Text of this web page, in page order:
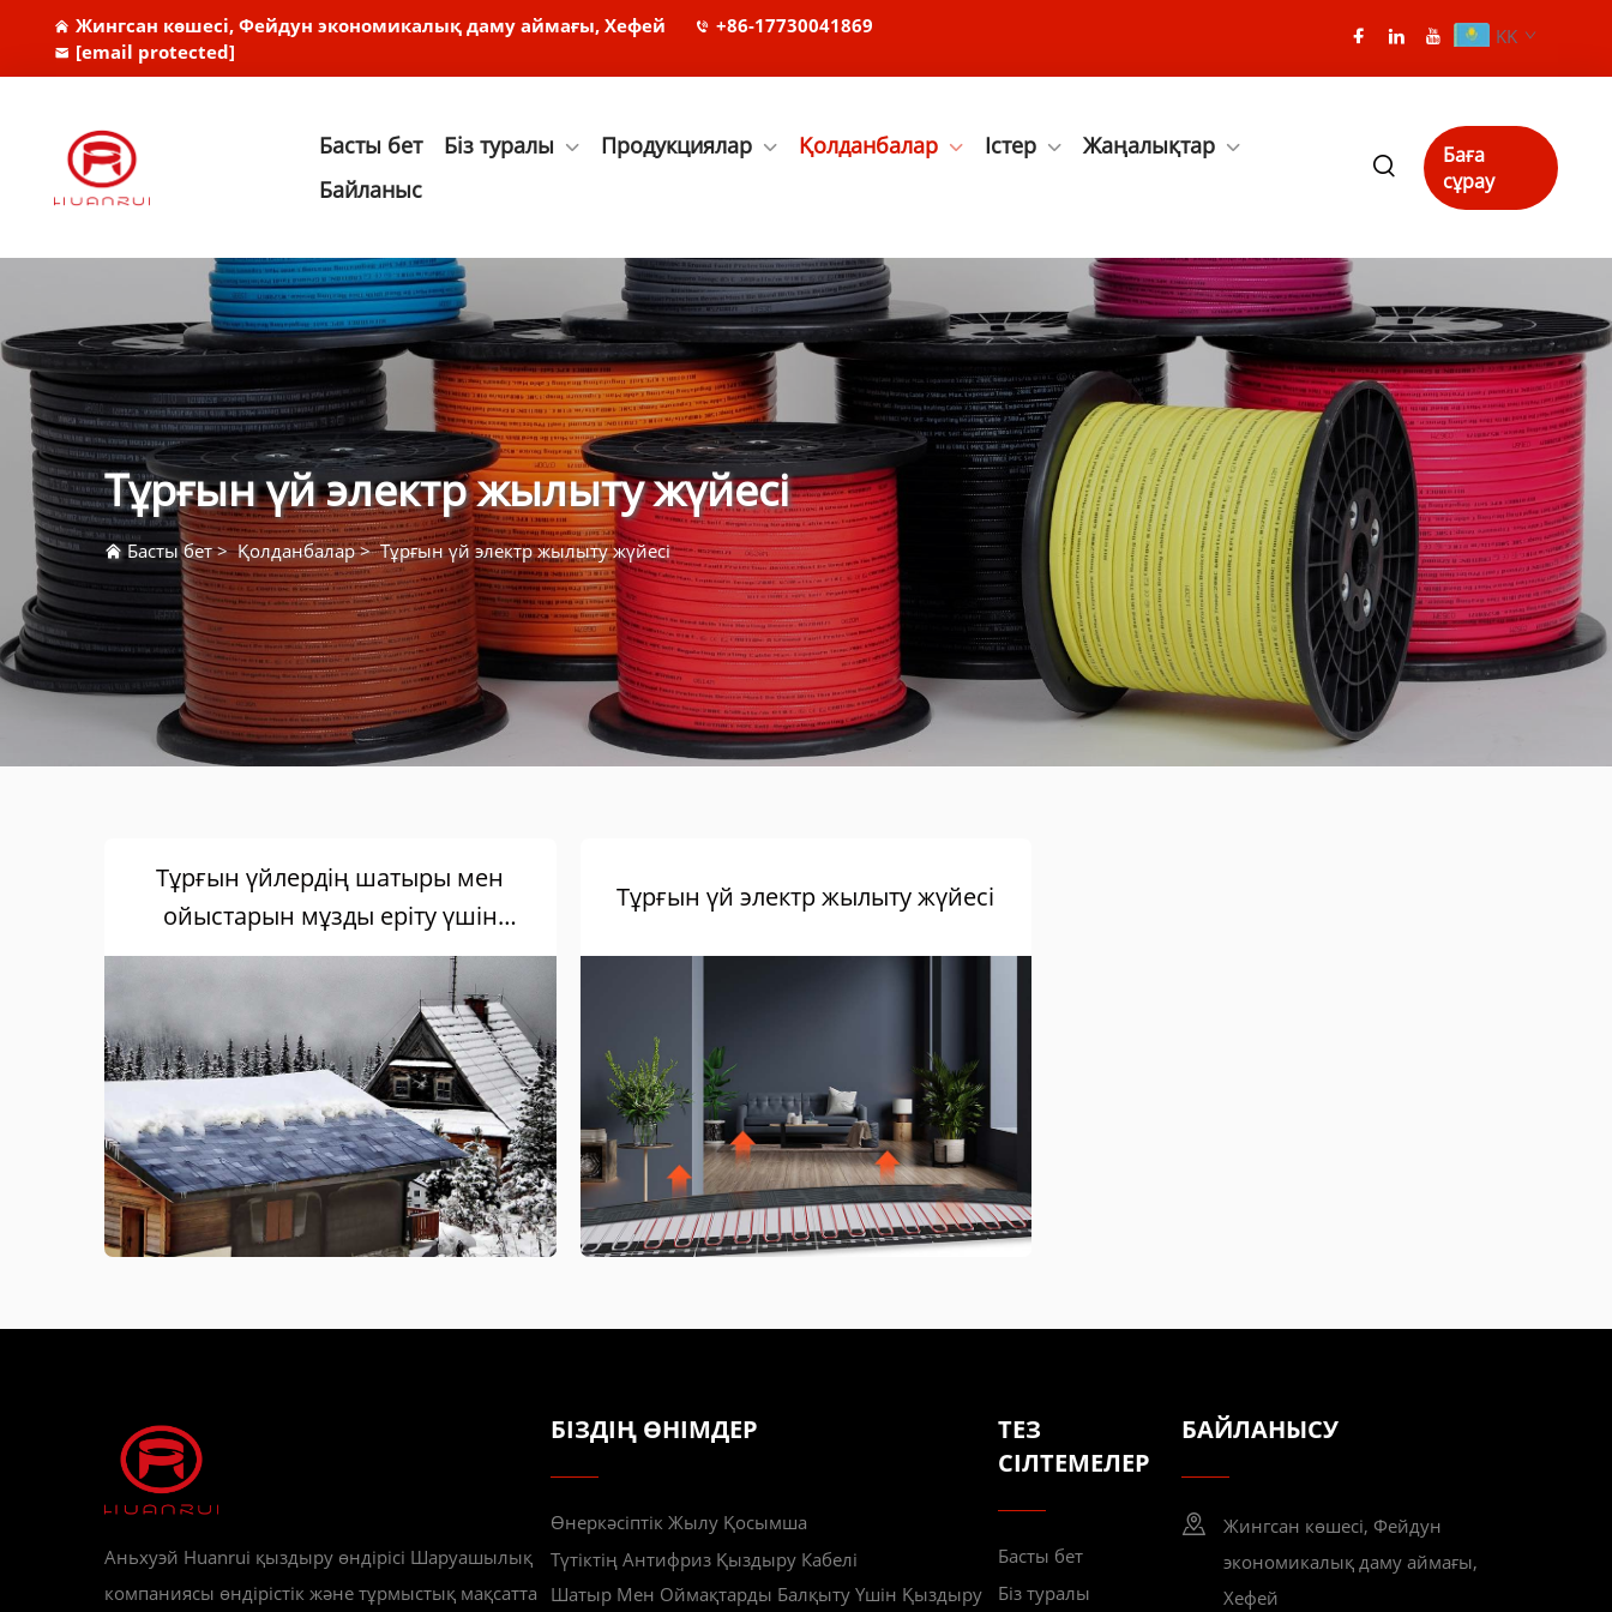
Жингсан көшесі, Фейдун экономикалық даму аймағы, Хефей
+86-17730041869
[email protected]
KK
Басты бет Біз туралы Продукциялар Қолданбалар Істер
Жаңалықтар
Байланыс
Баға
сұрау
Тұрғын үй электр жылыту жүйесі
Басты бет>Қолданбалар>Тұрғын үй электр жылыту жүйесі
Тұрғын үйлердің шатыры мен
ойыстарын мұзды еріту үшін
электрлік қыздыру
Тұрғын үй электр жылыту жүйесі
Аньхуэй Huanrui қыздыру өндірісі Шаруашылық
компаниясы өндірістік және тұрмыстық мақсатта
БІЗДІҢ ӨНІМДЕР
Өнеркәсіптік Жылу Қосымша
Түтіктің Антифриз Қыздыру Кабелі
Шатыр Мен Оймақтарды Балқыту Үшін Қыздыру
ТЕЗ
СІЛТЕМЕЛЕР
Басты бет
Біз туралы
БАЙЛАНЫСУ
Жингсан көшесі, Фейдун
экономикалық даму аймағы,
Хефей